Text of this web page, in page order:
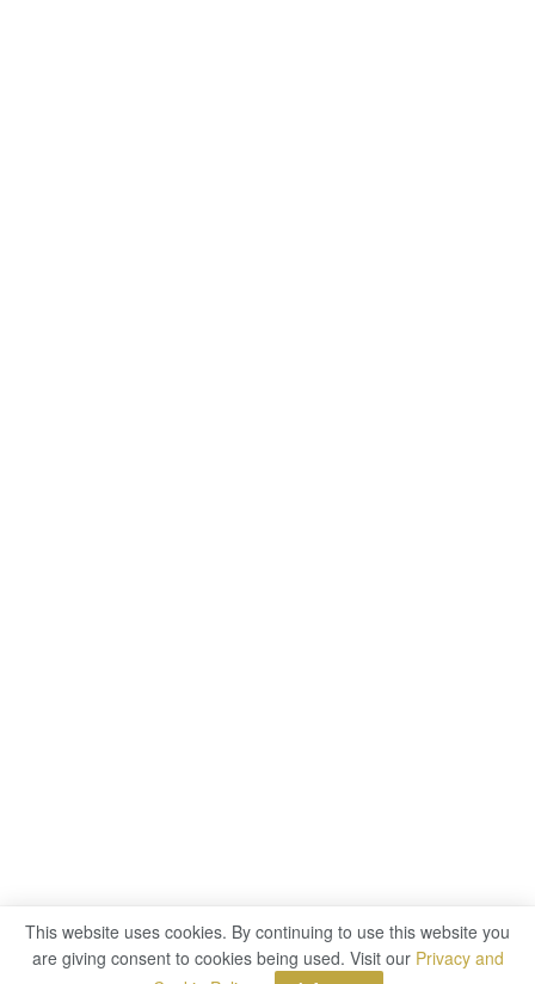
This website uses cookies. By continuing to use this website you
are giving consent to cookies being used. Visit our Privacy and